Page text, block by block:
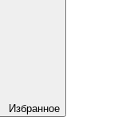
Избранное